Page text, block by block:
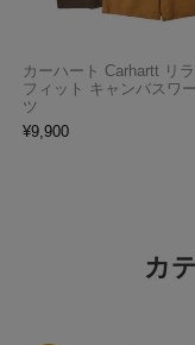
カーハート Carhartt リ
フィット キャンバスワ
ツ
¥9,900
カ